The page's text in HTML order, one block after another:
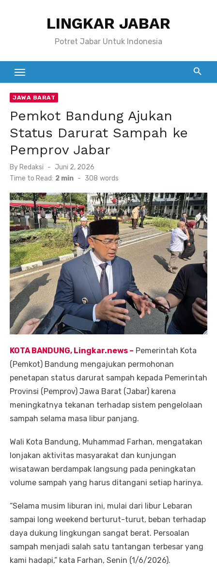
LINGKAR JABAR
Potret Jabar Untuk Indonesia
JAWA BARAT
Pemkot Bandung Ajukan
Status Darurat Sampah ke
Pemprov Jabar
By Redaksi
Posted
on
Juni 2, 2026
Time to Read: 2 min - 308 words
KOTA BANDUNG, Lingkar.news – Pemerintah Kota
(Pemkot) Bandung mengajukan permohonan
penetapan status darurat sampah kepada Pemerintah
Provinsi (Pemprov) Jawa Barat (Jabar) karena
meningkatnya tekanan terhadap sistem pengelolaan
sampah selama masa libur panjang.
Wali Kota Bandung, Muhammad Farhan, mengatakan
lonjakan aktivitas masyarakat dan kunjungan
wisatawan berdampak langsung pada peningkatan
volume sampah yang harus ditangani setiap harinya.
“Selama musim liburan ini, mulai dari libur Lebaran
sampai long weekend berturut-turut, beban terhadap
daya dukung lingkungan sangat berat. Persoalan
sampah menjadi salah satu tantangan terbesar yang
kami hadapi,” kata Farhan, Senin (1/6/2026).